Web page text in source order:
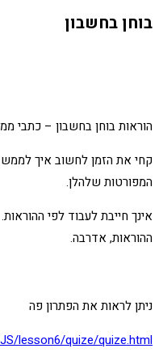
בוחן בחשבון
הוראות בוחן בחשבון – כתבי
קחי את הזמן לחשוב איך
המפורטות שלהלן.
אינך חייבת לעבוד לפי
ההוראות, אדרבה.
ניתן לראות את הפתרון פה
lesson6/quize/quize.html